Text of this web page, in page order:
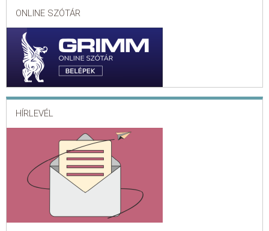
ONLINE SZÓTÁR
HÍRLEVÉL
GYAKRAN ISMÉTELT KÉRDÉSEK